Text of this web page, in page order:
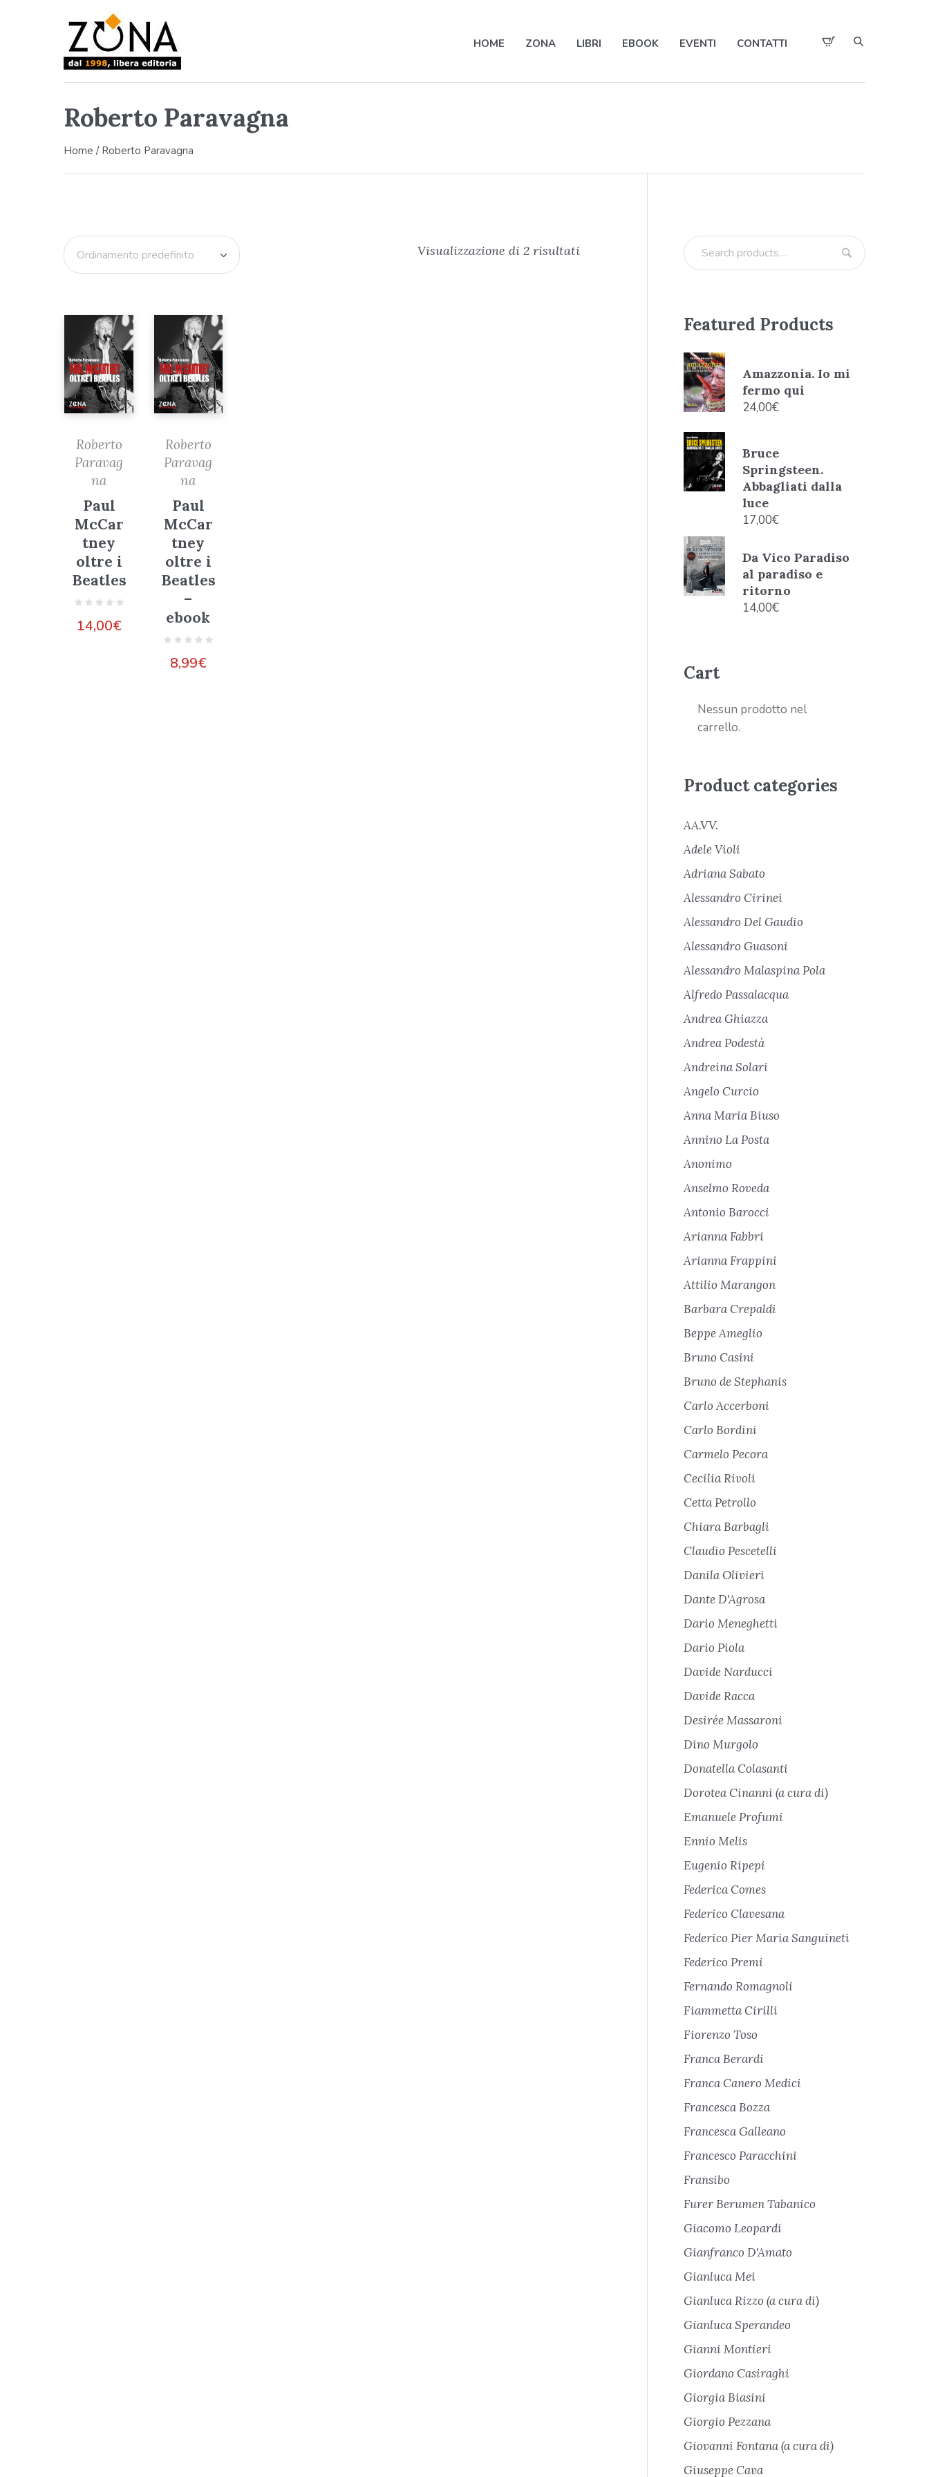
HOME ZONA LIBRI EBOOK EVENTI CONTATTI
Roberto Paravagna
Home / Roberto Paravagna
Visualizzazione di 2 risultati
Roberto
Paravag
na
Paul
McCar
tney
oltre i
Beatles
14,00€
Roberto
Paravag
na
Paul
McCar
tney
oltre i
Beatles
–
ebook
8,99€
Featured Products
Amazzonia. Io mi
fermo qui
24,00€
Bruce
Springsteen.
Abbagliati dalla
luce
17,00€
Da Vico Paradiso
al paradiso e
ritorno
14,00€
Cart
Nessun prodotto nel
carrello.
Product categories
AA.VV.
Adele Violi
Adriana Sabato
Alessandro Cirinei
Alessandro Del Gaudio
Alessandro Guasoni
Alessandro Malaspina Pola
Alfredo Passalacqua
Andrea Ghiazza
Andrea Podestà
Andreina Solari
Angelo Curcio
Anna Maria Biuso
Annino La Posta
Anonimo
Anselmo Roveda
Antonio Barocci
Arianna Fabbri
Arianna Frappini
Attilio Marangon
Barbara Crepaldi
Beppe Ameglio
Bruno Casini
Bruno de Stephanis
Carlo Accerboni
Carlo Bordini
Carmelo Pecora
Cecilia Rivoli
Cetta Petrollo
Chiara Barbagli
Claudio Pescetelli
Danila Olivieri
Dante D'Agrosa
Dario Meneghetti
Dario Piola
Davide Narducci
Davide Racca
Desirée Massaroni
Dino Murgolo
Donatella Colasanti
Dorotea Cinanni (a cura di)
Emanuele Profumi
Ennio Melis
Eugenio Ripepi
Federica Comes
Federico Clavesana
Federico Pier Maria Sanguineti
Federico Premi
Fernando Romagnoli
Fiammetta Cirilli
Fiorenzo Toso
Franca Berardi
Franca Canero Medici
Francesca Bozza
Francesca Galleano
Francesco Paracchini
Fransibo
Furer Berumen Tabanico
Giacomo Leopardi
Gianfranco D'Amato
Gianluca Mei
Gianluca Rizzo (a cura di)
Gianluca Sperandeo
Gianni Montieri
Giordano Casiraghi
Giorgia Biasini
Giorgio Pezzana
Giovanni Fontana (a cura di)
Giuseppe Cava